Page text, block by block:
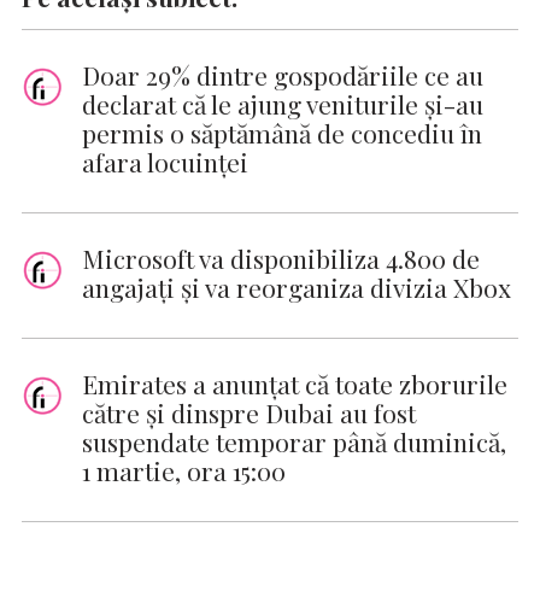
Doar 29% dintre gospodăriile ce au
declarat că le ajung veniturile şi-au
permis o săptămână de concediu în
afara locuinţei
Microsoft va disponibiliza 4.800 de
angajați și va reorganiza divizia Xbox
Emirates a anunțat că toate zborurile
către și dinspre Dubai au fost
suspendate temporar până duminică,
1 martie, ora 15:00